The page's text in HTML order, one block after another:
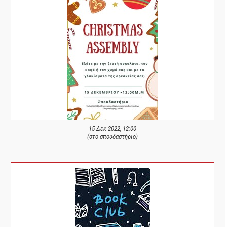
15 Δεκ 2022, 12:00
(στο σπουδαστήριο)